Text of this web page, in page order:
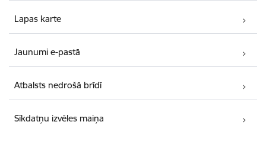
Lapas karte
Jaunumi e-pastā
Atbalsts nedrošā brīdī
Sīkdatņu izvēles maiņa